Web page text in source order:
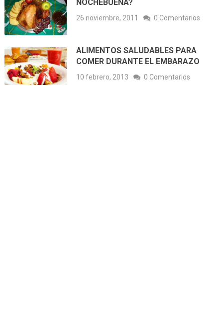
NOCHEBUENA?
26 noviembre, 2011 0 Comentarios
ALIMENTOS SALUDABLES PARA
COMER DURANTE EL EMBARAZO
10 febrero, 2013 0 Comentarios